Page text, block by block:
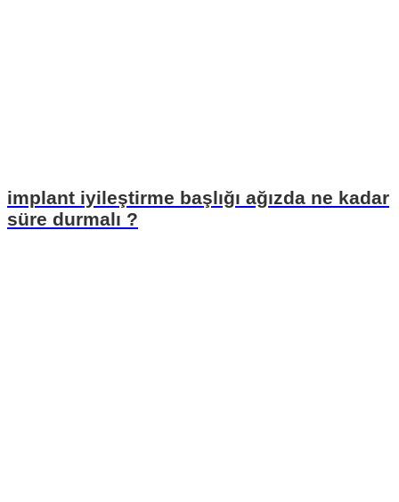
implant iyileştirme başlığı ağızda ne kadar
süre durmalı ?